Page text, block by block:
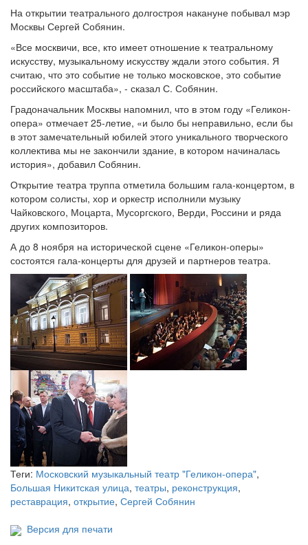
На открытии театрального долгостроя накануне побывал мэр
Москвы Сергей Собянин.
«Все москвичи, все, кто имеет отношение к театральному
искусству, музыкальному искусству ждали этого события. Я
считаю, что это событие не только московское, это событие
российского масштаба», - сказал С. Собянин.
Градоначальник Москвы напомнил, что в этом году «Геликон-
опера» отмечает 25-летие, «и было бы неправильно, если бы
в этот замечательный юбилей этого уникального творческого
коллектива мы не закончили здание, в котором начиналась
история», добавил Собянин.
Открытие театра труппа отметила большим гала-концертом, в
котором солисты, хор и оркестр исполнили музыку
Чайковского, Моцарта, Мусоргского, Верди, Россини и ряда
других композиторов.
А до 8 ноября на исторической сцене «Геликон-оперы»
состоятся гала-концерты для друзей и партнеров театра.
Теги: Московский музыкальный театр "Геликон-опера",
Большая Никитская улица, театры, реконструкция,
реставрация, открытие, Сергей Собянин
Версия для печати